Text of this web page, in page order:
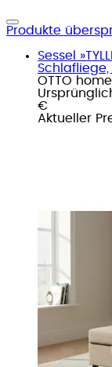
Produkte
Sessel
Schlafliege,
OTTO home
€
Aktueller